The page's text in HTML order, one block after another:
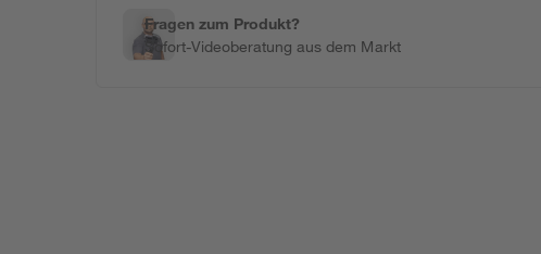
Fragen zum Produkt?
Sofort-Videoberatung aus dem Markt